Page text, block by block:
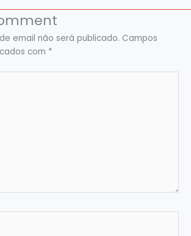
email não será publicado. Campos
com *